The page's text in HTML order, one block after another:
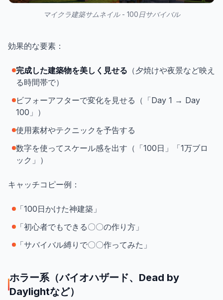
マイクラ建築サムネイル - 100日サバイバル
効果的な要素：
完成した建築物を美しく見せる （夕焼けや夜景など映え
る時間帯で）
ビフォーアフターで変化を見せる（「Day 1 → Day
100」）
使用素材やテクニックを予告する
数字を使ってスケール感を出す（「100日」「1万ブロ
ック」）
キャッチコピー例：
「100日かけた神建築」
「初心者でもできる〇〇の作り方」
「サバイバル縛りで〇〇作ってみた」
ホラー系（バイオハザード、Dead by
Daylightなど）